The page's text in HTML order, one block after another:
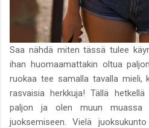
Saa nähdä miten tässä tulee
ihan huomaamattakin oltua
ruokaa tee samalla tavalla mieli,
rasvaisia herkkuja! Tällä
paljon ja olen muun muassa
juoksemiseen. Vielä